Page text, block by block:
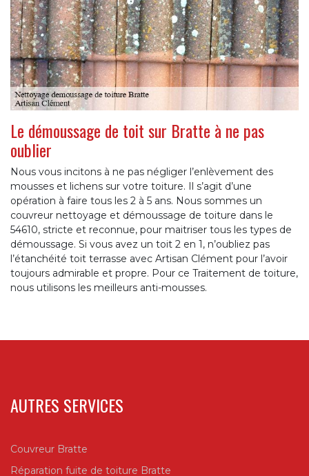
Le démoussage de toit sur Bratte à ne pas
oublier
Nous vous incitons à ne pas négliger l’enlèvement des
mousses et lichens sur votre toiture. Il s’agit d’une
opération à faire tous les 2 à 5 ans. Nous sommes un
couvreur nettoyage et démoussage de toiture dans le
54610, stricte et reconnue, pour maitriser tous les types de
démoussage. Si vous avez un toit 2 en 1, n’oubliez pas
l’étanchéité toit terrasse avec Artisan Clément pour l’avoir
toujours admirable et propre. Pour ce Traitement de toiture,
nous utilisons les meilleurs anti-mousses.
AUTRES SERVICES
Couvreur Bratte
Réparation fuite de toiture Bratte